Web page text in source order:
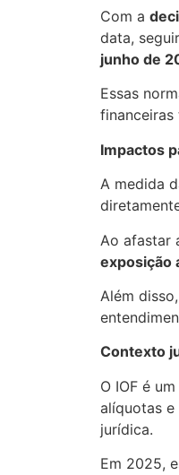
Com a
data,
junho de
Essas
financeiras
Impactos
A medida
Ao afastar
exposição
Além
Contexto
O IOF é
alíquotas
jurídica.
Em 2025,